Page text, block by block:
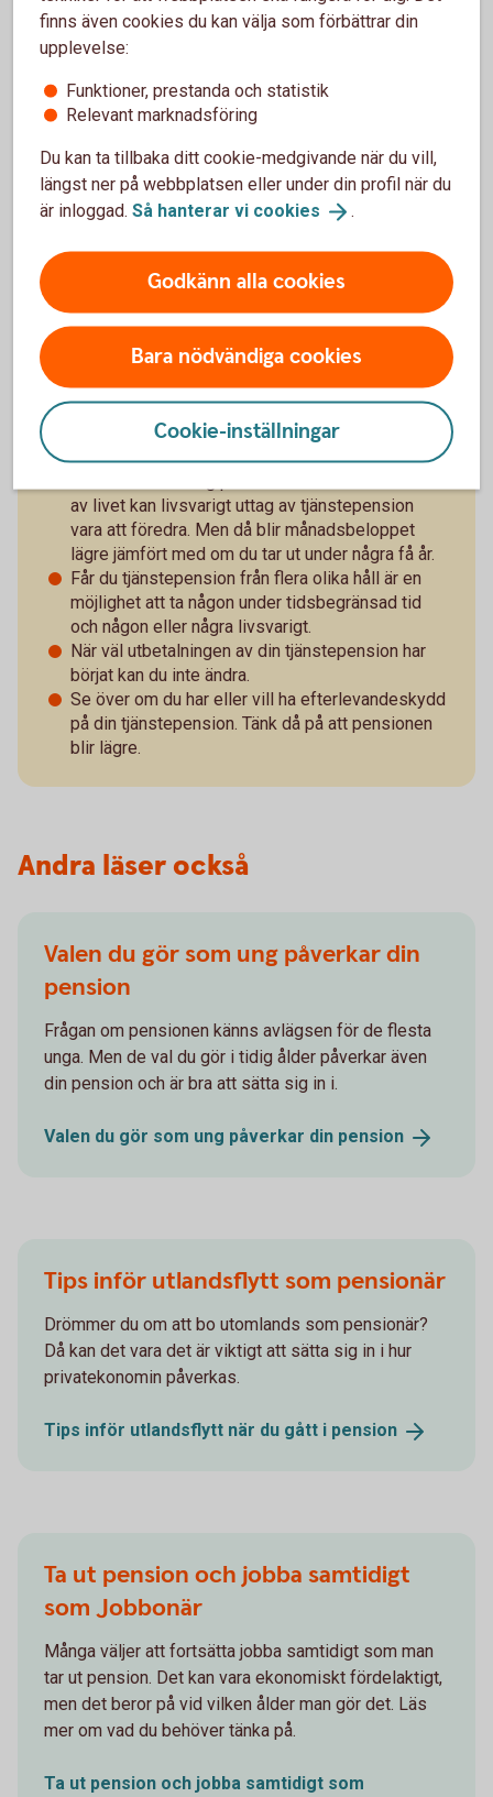
Madelén Falkenhäll
Ekonom för Finansiell hälsa
7 tips om tjänstepension:
pensionen påverkas utifrån om du tar ut din
tjänstepension under några år eller livsvarigt.
Hör av dig i god tid till Pensionsmyndigheten för
din allmänna pension och till de som förvaltar din
tjänstepension för uttag av den.
Tar du ut tjänstepension under några begränsade
år blir pensionen högre, men sjunker sedan från
en dag till en annan.
av livet kan livsvarigt uttag av tjänstepension
vara att föredra. Men då blir månadsbeloppet
lägre jämfört med om du tar ut under några få år.
Får du tjänstepension från flera olika håll är en
möjlighet att ta någon under tidsbegränsad tid
och någon eller några livsvarigt.
När väl utbetalningen av din tjänstepension har
börjat kan du inte ändra.
Se över om du har eller vill ha efterlevandeskydd
på din tjänstepension. Tänk då på att pensionen
blir lägre.
Andra läser också
Valen du gör som ung påverkar din
pension
Frågan om pensionen känns avlägsen för de flesta
unga. Men de val du gör i tidig ålder påverkar även
din pension och är bra att sätta sig in i.
Valen du gör som ung påverkar din pension
Tips inför utlandsflytt som pensionär
Drömmer du om att bo utomlands som pensionär?
Då kan det vara det är viktigt att sätta sig in i hur
privatekonomin påverkas.
Tips inför utlandsflytt när du gått i pension
Ta ut pension och jobba samtidigt
som Jobbonär
Många väljer att fortsätta jobba samtidigt som man
tar ut pension. Det kan vara ekonomiskt fördelaktigt,
men det beror på vid vilken ålder man gör det. Läs
mer om vad du behöver tänka på.
Ta ut pension och jobba samtidigt som
finns även cookies du kan välja som förbättrar din
upplevelse:
Funktioner, prestanda och statistik
Relevant marknadsföring
Du kan ta tillbaka ditt cookie-medgivande när du vill,
längst ner på webbplatsen eller under din profil när du
är inloggad. Så hanterar vi cookies .
Godkänn alla cookies
Bara nödvändiga cookies
Cookie-inställningar